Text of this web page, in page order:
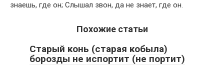
знаешь, где он; Слышал звон, да не знает, где он.
Похожие статьи
Старый конь (старая кобыла)
борозды не испортит (не портит)